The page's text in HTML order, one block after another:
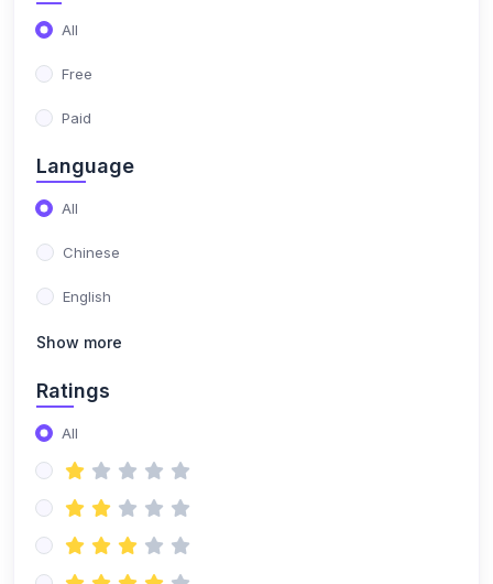
All
Free
Paid
Language
All
Chinese
English
Show more
Ratings
All